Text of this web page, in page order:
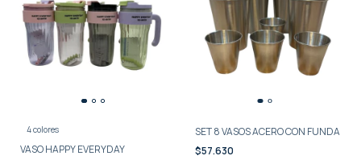
4 colores
VASO HAPPY EVERYDAY
SET 8 VASOS ACERO CON FUNDA
$57.630